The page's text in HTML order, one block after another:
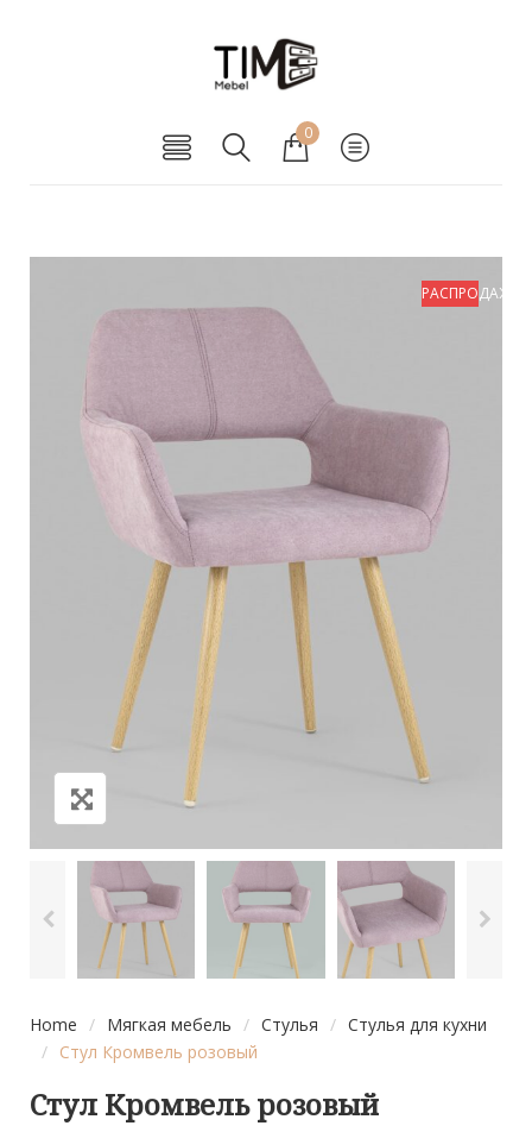
0
РАСПРОДАЖА!
Home / Мягкая мебель / Стулья / Стулья для кухни
/ Стул Кромвель розовый
Стул Кромвель розовый